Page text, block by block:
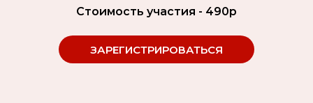
ЗАРЕГИСТРИРОВАТЬСЯ
Стоимость участия - 490р